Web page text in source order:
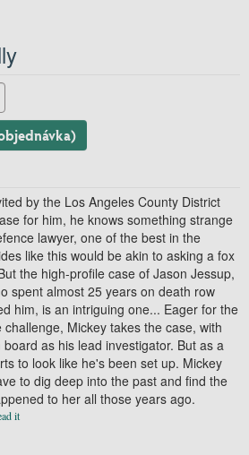
(predobjednávka)
by the Los Angeles County District
for him, he knows something strange
lawyer, one of the best in the
like this would be akin to asking a fox
the high-profile case of Jason Jessup,
spent almost 25 years on death row
him, is an intriguing one... Eager for the
Mickey takes the case, with
as his lead investigator. But as a
to look like he's been set up. Mickey
to dig deep into the past and find the
to her all those years ago.